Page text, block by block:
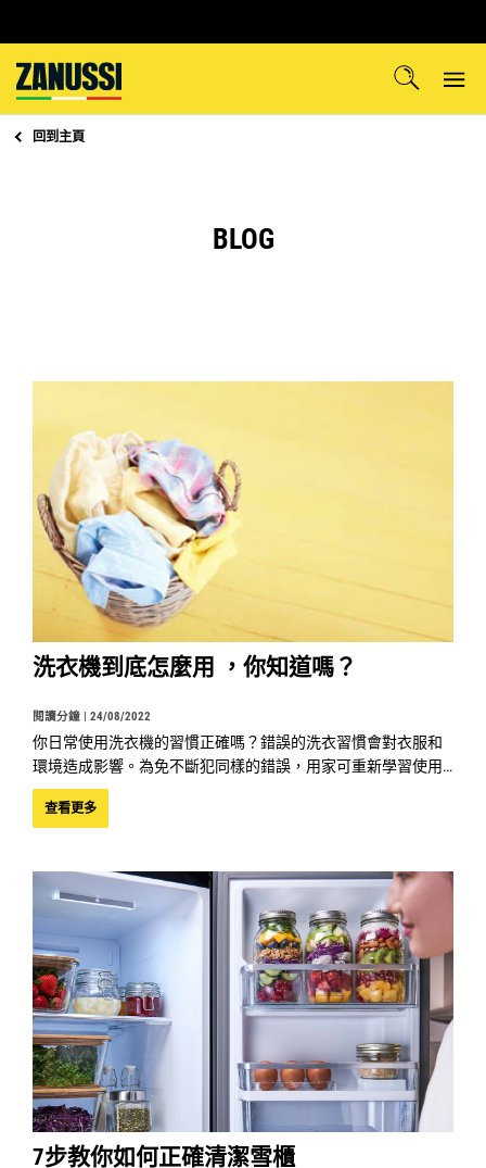
回到主頁
BLOG
洗衣機到底怎麼用 ，你知道嗎？
閱讀分鐘 | 24/08/2022
你日常使用洗衣機的習慣正確嗎？錯誤的洗衣習慣會對衣服和
環境造成影響。為免不斷犯同樣的錯誤，用家可重新學習使用
洗衣機的正確方法，以減少對衣服和環境的破壞。
查看更多
7步教你如何正確清潔雪櫃